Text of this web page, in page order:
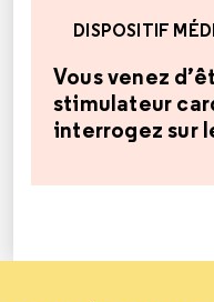
DISPOSITIF
Vous venez
stimulateur
interrogez sur